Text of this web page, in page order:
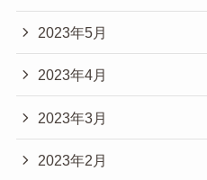
2023年5月
2023年4月
2023年3月
2023年2月